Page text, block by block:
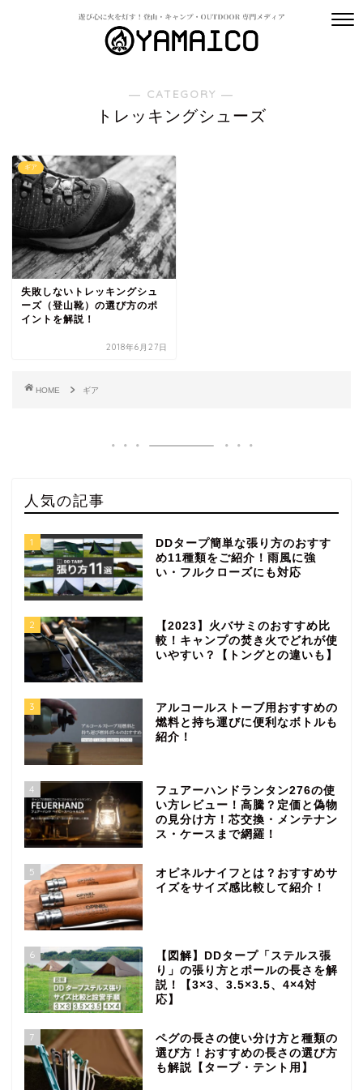
― CATEGORY ―
トレッキングシューズ
ギア
失敗しないトレッキングシュ
ーズ（登山靴）の選び方のポ
イントを解説！
2018年6月27日
HOME ギア
人気の記事
1
DDタープ簡単な張り方のおすす
め11種類をご紹介！雨風に強
い・フルクローズにも対応
2
【2023】火バサミのおすすめ比
較！キャンプの焚き火でどれが使
いやすい？【トングとの違いも】
3
アルコールストーブ用おすすめの
燃料と持ち運びに便利なボトルも
紹介！
4
フュアーハンドランタン276の使
い方レビュー！高騰？定価と偽物
の見分け方！芯交換・メンテナン
ス・ケースまで網羅！
5
オピネルナイフとは？おすすめサ
イズをサイズ感比較して紹介！
6
【図解】DDタープ「ステルス張
り」の張り方とポールの長さを解
説！【3×3、3.5×3.5、4×4対
応】
7
ペグの長さの使い分け方と種類の
選び方！おすすめの長さの選び方
も解説【タープ・テント用】